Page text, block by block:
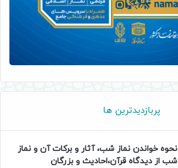
پربازدیدترین ها
نحوه خواندن نماز شب، آثار و برکات آن و نماز
شب از دیدگاه قرآن،احادیث و بزرگان